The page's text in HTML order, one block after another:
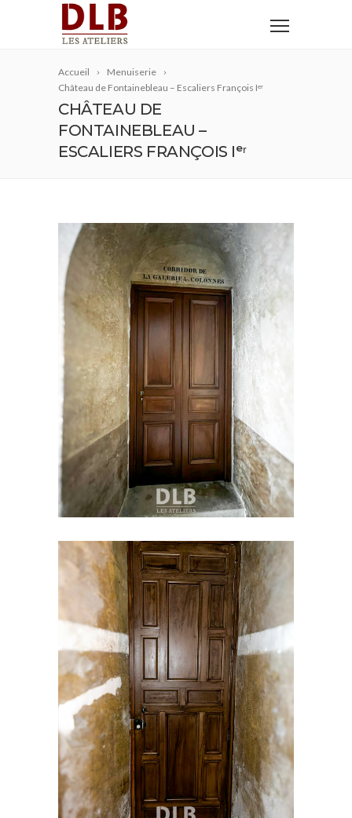
Accueil
Menuiserie
Château de Fontainebleau – Escaliers François Iᵉʳ
CHÂTEAU DE
FONTAINEBLEAU –
ESCALIERS FRANÇOIS Iᵉʳ